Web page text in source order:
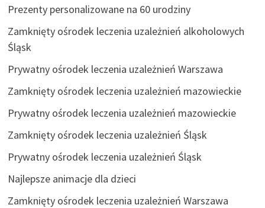
Prezenty personalizowane na 60 urodziny
Zamknięty ośrodek leczenia uzależnień alkoholowych
Śląsk
Prywatny ośrodek leczenia uzależnień Warszawa
Zamknięty ośrodek leczenia uzależnień mazowieckie
Prywatny ośrodek leczenia uzależnień mazowieckie
Zamknięty ośrodek leczenia uzależnień Śląsk
Prywatny ośrodek leczenia uzależnień Śląsk
Najlepsze animacje dla dzieci
Zamknięty ośrodek leczenia uzależnień Warszawa